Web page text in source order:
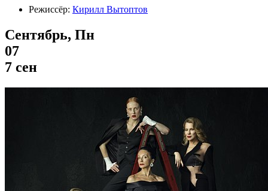
Режиссёр: Кирилл Вытоптов
Сентябрь, Пн
07
7 сен